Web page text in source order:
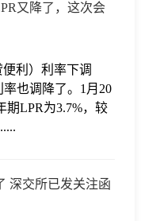
又降了，这次会
利）利率下调
也调降了。1月20
期LPR为3.7%，较
深交所已发关注函